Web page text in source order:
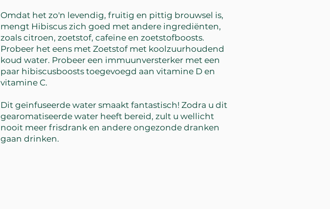
Omdat het zo'n levendig, fruitig en pittig brouwsel is,
mengt Hibiscus zich goed met andere ingrediënten,
zoals citroen, zoetstof, cafeïne en zoetstofboosts.
Probeer het eens met Zoetstof met koolzuurhoudend
koud water. Probeer een immuunversterker met een
paar hibiscusboosts toegevoegd aan vitamine D en
vitamine C.
Dit geïnfuseerde water smaakt fantastisch! Zodra u dit
gearomatiseerde water heeft bereid, zult u wellicht
nooit meer frisdrank en andere ongezonde dranken
gaan drinken.